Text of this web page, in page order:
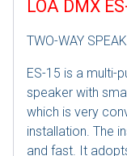
LOA DMX
TWO-WAY
ES-15 is a multi-
speaker with
which is very
installation. The
and fast. It